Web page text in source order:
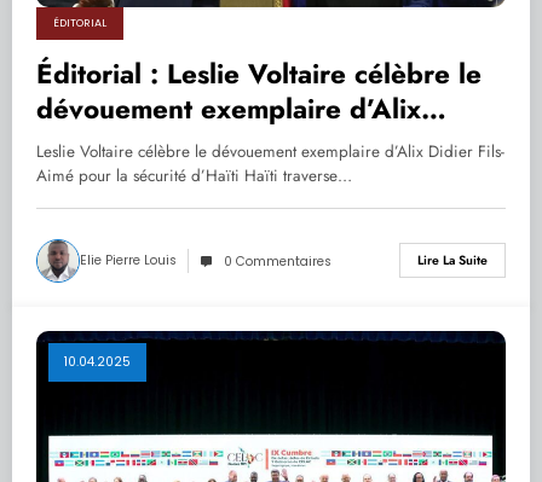
ÉDITORIAL
Éditorial : Leslie Voltaire célèbre le
dévouement exemplaire d’Alix
Didier Fils-Aimé pour la sécurité
d’Haïti
Leslie Voltaire célèbre le dévouement exemplaire d’Alix Didier Fils-
Aimé pour la sécurité d’Haïti Haïti traverse…
Elie Pierre Louis 0 Commentaires Lire La Suite
10.04.2025